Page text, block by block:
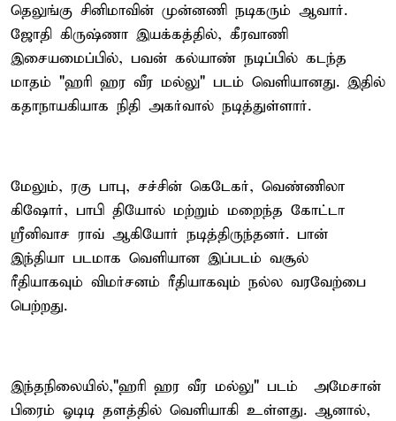
தெலுங்கு சினிமாவின் முன்னணி நடிகரும் ஆவார்.
ஜோதி கிருஷ்ணா இயக்கத்தில், கீரவாணி
இசையமைப்பில், பவன் கல்யாண் நடிப்பில் கடந்த
மாதம் "ஹரி ஹர வீர மல்லு" படம் வெளியானது. இதில்
கதாநாயகியாக நிதி அகர்வால் நடித்துள்ளார்.
மேலும், ரகு பாபு, சச்சின் கெடேகர், வெண்ணிலா
கிஷோர், பாபி தியோல் மற்றும் மறைந்த கோட்டா
ஸ்ரீனிவாச ராவ் ஆகியோர் நடித்திருந்தனர். பான்
இந்தியா படமாக வெளியான இப்படம் வசூல்
ரீதியாகவும் விமர்சனம் ரீதியாகவும் நல்ல வரவேற்பை
பெற்றது.
இந்தநிலையில்,"ஹரி ஹர வீர மல்லு" படம் அமேசான்
பிரைம் ஓடிடி தளத்தில் வெளியாகி உள்ளது. ஆனால்,